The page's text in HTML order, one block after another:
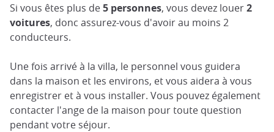
Si vous êtes plus de5 personnes, vous devez louer2
voitures, donc assurez-vous d'avoir au moins 2
conducteurs.
Une fois arrivé à la villa, le personnel vous guidera
dans la maison et les environs, et vous aidera à vous
enregistrer et à vous installer. Vous pouvez également
contacter l'ange de la maison pour toute question
pendant votre séjour.